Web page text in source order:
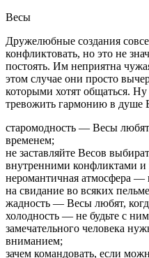
Весы
Дружелюбные создания
конфликтовать, но это не
постоять. Им неприятна
этом случае они просто
которыми хотят общаться.
тревожить гармонию в душе
старомодность — Весы
временем;
не заставляйте Весов
внутренними конфликтами и
неромантичная атмосфера —
на свидание во всяких
жадность — Весы любят,
холодность — не будьте с
замечательного человека
вниманием;
зачем командовать, если